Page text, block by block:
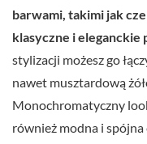
barwami, takimi jak
klasyczne i eleganckie
stylizacji możesz go
nawet musztardową
Monochromatyczny
również modna i spójna